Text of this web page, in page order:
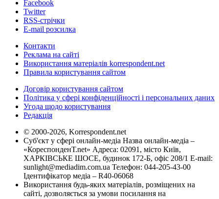
Facebook
Twitter
RSS-стрічки
E-mail розсилка
Контакти
Реклама на сайті
Використання матеріалів korrespondent.net
Правила користування сайтом
Договір користування сайтом
Політика у сфері конфіденційності і персональних даних
Угода щодо користування
Редакція
© 2000-2026, Korrespondent.net
Суб'єкт у сфері онлайн-медіа Назва онлайн-медіа –
«КореспонденТ.net» Адреса: 02091, місто Київ,
ХАРКІВСЬКЕ ШОСЕ, будинок 172-Б, офіс 208/1 E-mail:
sunlight@mediadim.com.ua Телефон: 044-205-43-00
Ідентифікатор медіа – R40-06068
Використання будь-яких матеріалів, розміщених на
сайті, дозволяється за умови посилання на